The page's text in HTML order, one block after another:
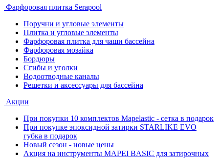
Фарфоровая плитка Serapool
Поручни и угловые элементы
Плитка и угловые элементы
Фарфоровая плитка для чаши бассейна
Фарфоровая мозайка
Бордюры
Сгибы и уголки
Водоотводные каналы
Решетки и аксессуары для бассейна
Акции
При покупки 10 комплектов Mapelastic - сетка в подарок
При покупке эпоксидной затирки STARLIKE EVO
губка в подарок
Новый сезон - новые цены
Акция на инструменты MAPEI BASIC для затирочных